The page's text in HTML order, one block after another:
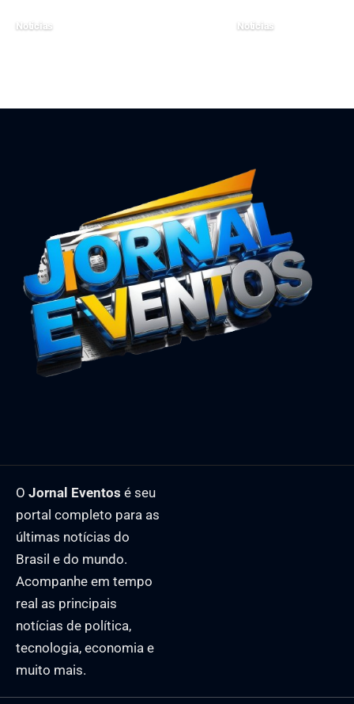
Notícias Notícias
O Jornal Eventos é seu
portal completo para as
últimas notícias do
Brasil e do mundo.
Acompanhe em tempo
real as principais
notícias de política,
tecnologia, economia e
muito mais.